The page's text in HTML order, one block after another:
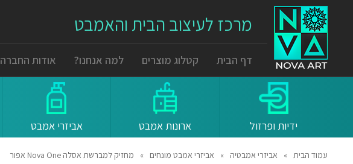
מרכז לעיצוב הבית והאמבט
דף הבית קטלוג מוצרים למה אנחנו? אודות החברה
ידיות ופרזול ארונות אמבט אביזרי אמבט
עמוד הבית » אביזרי אמבטיה » אביזרי אמבט מונחים » מחזיק למברשת אסלה Nova One אפור